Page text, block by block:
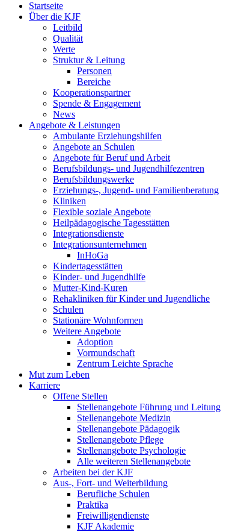
Startseite
Über die KJF
Leitbild
Qualität
Werte
Struktur & Leitung
Personen
Bereiche
Kooperationspartner
Spende & Engagement
News
Angebote & Leistungen
Ambulante Erziehungshilfen
Angebote an Schulen
Angebote für Beruf und Arbeit
Berufsbildungs- und Jugendhilfezentren
Berufsbildungswerke
Erziehungs-, Jugend- und Familienberatung
Kliniken
Flexible soziale Angebote
Heilpädagogische Tagesstätten
Integrationsdienste
Integrationsunternehmen
InHoGa
Kindertagesstätten
Kinder- und Jugendhilfe
Mutter-Kind-Kuren
Rehakliniken für Kinder und Jugendliche
Schulen
Stationäre Wohnformen
Weitere Angebote
Adoption
Vormundschaft
Zentrum Leichte Sprache
Mut zum Leben
Karriere
Offene Stellen
Stellenangebote Führung und Leitung
Stellenangebote Medizin
Stellenangebote Pädagogik
Stellenangebote Pflege
Stellenangebote Psychologie
Alle weiteren Stellenangebote
Arbeiten bei der KJF
Aus-, Fort- und Weiterbildung
Berufliche Schulen
Praktika
Freiwilligendienste
KJF Akademie